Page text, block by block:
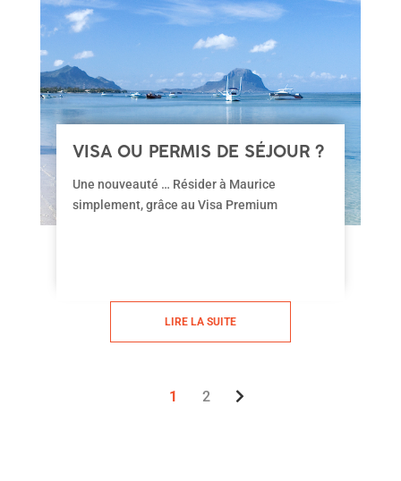
VISA OU PERMIS DE SÉJOUR ?
Une nouveauté … Résider à Maurice
simplement, grâce au Visa Premium
LIRE LA SUITE
1 2